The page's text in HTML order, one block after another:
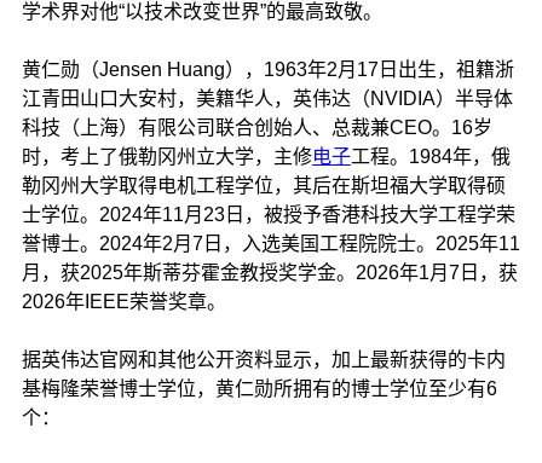
学术界对他“以技术改变世界”的最高致敬。
黄仁勋（Jensen Huang），1963年2月17日出生，祖籍浙
江青田山口大安村，美籍华人，英伟达（NVIDIA）半导体
科技（上海）有限公司联合创始人、 总裁兼CEO。 16岁
时，考上了俄勒冈州立大学，主修电子工程。1984年，俄
勒冈州大学取得电机工程学位，其后在斯坦福大学取得硕
士学位。2024年11月23日，被授予香港科技大学工程学荣
誉博士。2024年2月7日，入选美国工程院院士。2025年11
月，获2025年斯蒂芬霍金教授奖学金。2026年1月7日，获
2026年IEEE荣誉奖章。
据英伟达官网和其他公开资料显示，加上最新获得的卡内
基梅隆荣誉博士学位，黄仁勋所拥有的博士学位至少有6
个：